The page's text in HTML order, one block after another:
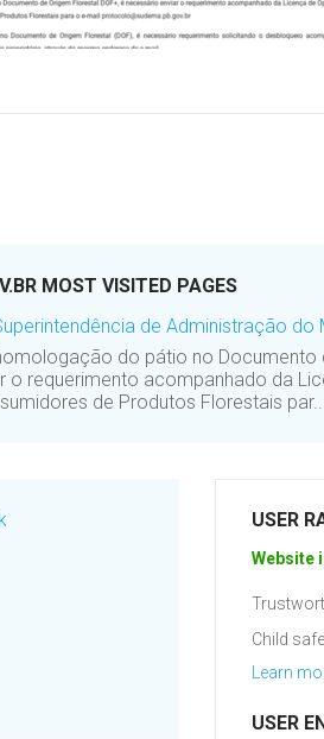
MOST VISITED PAGES
de Administração do
do pátio no Documento
o requerimento acompanhado da
de Produtos Florestais
USER
Website
Child
Learn
USER